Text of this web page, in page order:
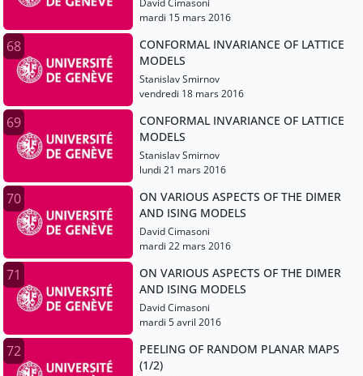
David Cimasoni
mardi 15 mars 2016
68
CONFORMAL INVARIANCE OF LATTICE
MODELS
Stanislav Smirnov
vendredi 18 mars 2016
69
CONFORMAL INVARIANCE OF LATTICE
MODELS
Stanislav Smirnov
lundi 21 mars 2016
70
ON VARIOUS ASPECTS OF THE DIMER
AND ISING MODELS
David Cimasoni
mardi 22 mars 2016
71
ON VARIOUS ASPECTS OF THE DIMER
AND ISING MODELS
David Cimasoni
mardi 5 avril 2016
72
PEELING OF RANDOM PLANAR MAPS
(1/2)